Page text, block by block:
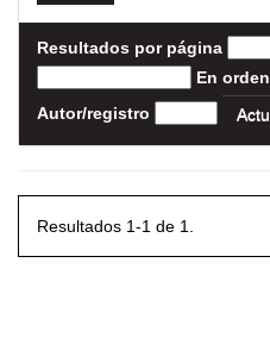
Resultados por página
En orden
Autor/registro
Resultados 1-1 de 1.